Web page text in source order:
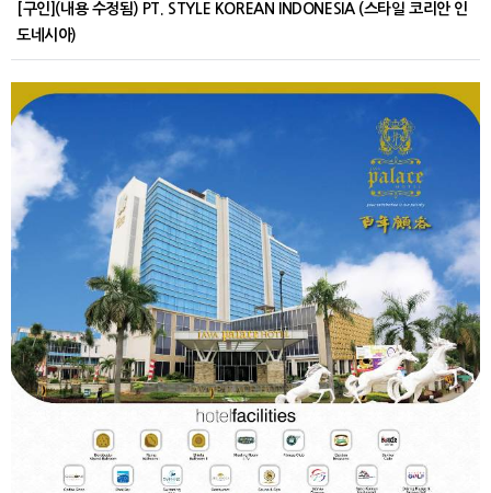
[구인](내용 수정됨) PT. STYLE KOREAN INDONESIA (스타일 코리안 인
도네시아)